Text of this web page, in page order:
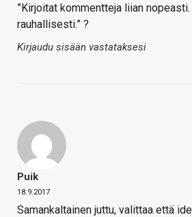
”Kirjoitat kommentteja liian nopeasti.
rauhallisesti.” ?
Kirjaudu sisään vastataksesi
Puik
18.9.2017
Samankaltainen juttu, valittaa että